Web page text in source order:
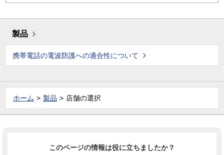
製品
携帯電話の電波防護への適合性について
ホーム 製品 店舗の選択
このページの情報は役に立ちましたか？